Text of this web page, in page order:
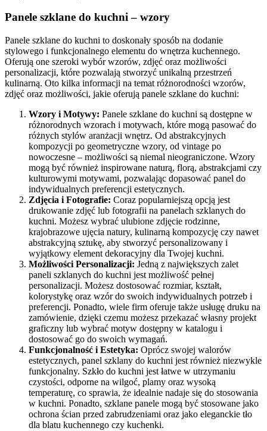
Panele szklane do kuchni – wzory​
Panele szklane do kuchni to doskonały sposób na dodanie
stylowego i funkcjonalnego elementu do wnętrza kuchennego.
Oferują one szeroki wybór wzorów, zdjęć oraz możliwości
personalizacji, które pozwalają stworzyć unikalną przestrzeń
kulinarną. Oto kilka informacji na temat różnorodności wzorów,
zdjęć oraz możliwości, jakie oferują panele szklane do kuchni:
Wzory i Motywy: Panele szklane do kuchni są dostępne w
różnorodnych wzorach i motywach, które mogą pasować do
różnych stylów aranżacji wnętrz. Od abstrakcyjnych
kompozycji po geometryczne wzory, od vintage po
nowoczesne – możliwości są niemal nieograniczone. Wzory
mogą być również inspirowane naturą, florą, abstrakcjami czy
kulturowymi motywami, pozwalając dopasować panel do
indywidualnych preferencji estetycznych.
Zdjęcia i Fotografie: Coraz popularniejszą opcją jest
drukowanie zdjęć lub fotografii na panelach szklanych do
kuchni. Możesz wybrać ulubione zdjęcie rodzinne,
krajobrazowe ujęcia natury, kulinarną kompozycję czy nawet
abstrakcyjną sztukę, aby stworzyć personalizowany i
wyjątkowy element dekoracyjny dla Twojej kuchni.
Możliwości Personalizacji: Jedną z największych zalet
paneli szklanych do kuchni jest możliwość pełnej
personalizacji. Możesz dostosować rozmiar, kształt,
kolorystykę oraz wzór do swoich indywidualnych potrzeb i
preferencji. Ponadto, wiele firm oferuje także usługę druku na
zamówienie, dzięki czemu możesz przekazać własny projekt
graficzny lub wybrać motyw dostępny w katalogu i
dostosować go do swoich wymagań.
Funkcjonalność i Estetyka: Oprócz swojej walorów
estetycznych, panel szklany do kuchni jest również niezwykle
funkcjonalny. Szkło do kuchni jest łatwe w utrzymaniu
czystości, odporne na wilgoć, plamy oraz wysoką
temperaturę, co sprawia, że idealnie nadaje się do stosowania
w kuchni. Ponadto, szklane panele mogą być stosowane jako
ochrona ścian przed zabrudzeniami oraz jako eleganckie tło
dla blatu kuchennego czy kuchenki.